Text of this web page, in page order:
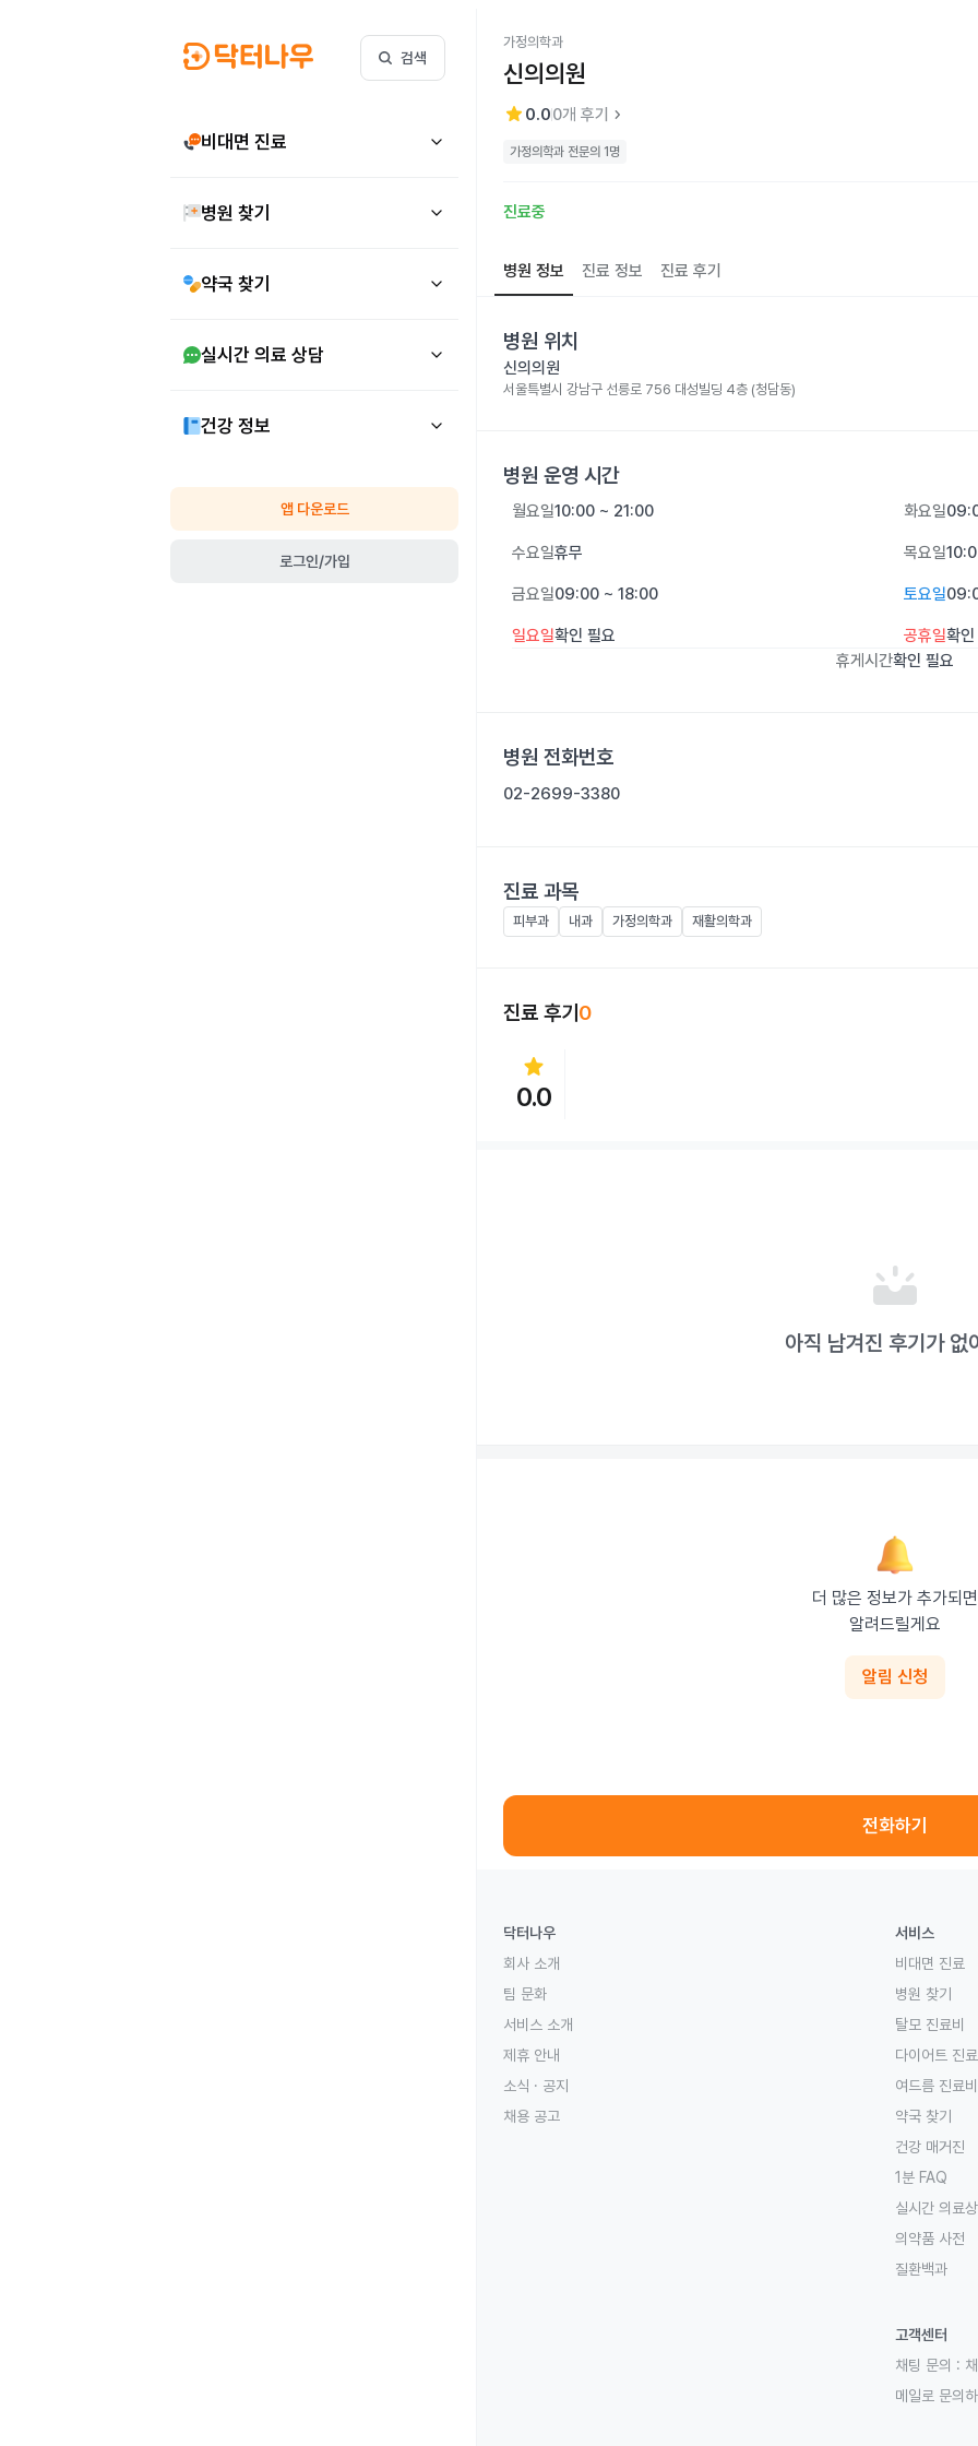
검색
비대면 진료
병원 찾기
약국 찾기
실시간 의료 상담
건강 정보
앱 다운로드
로그인/가입
가정의학과
신의의원
star 0.00개 후기 keyboard_arrow_right
가정의학과 전문의 1명
진료중
병원 정보 진료 정보 진료 후기
병원 위치
신의의원
서울특별시 강남구 선릉로 756 대성빌딩 4층 (청담동)
병원 운영 시간
월요일10:00 ~ 21:00 화요일
수요일휴무 목요일
금요일09:00 ~ 18:00 토요일
일요일확인 필요 공휴일확
휴게시간확인 필요
병원 전화번호
02-2699-3380
진료 과목
피부과 내과 가정의학과 재활의학과
진료 후기 0
star
0.0
upcoming
아직 남겨진 후기가 없
더 많은 정보가 추가되면
알려드릴게요
알림 신청
전화하기
닥터나우
회사 소개
팀 문화
서비스 소개
제휴 안내
소식 · 공지
채용 공고
서비스
비대면 진료
병원 찾기
탈모 진료비
다이어트 진
여드름 진료비
약국 찾기
건강 매거진
1분 FAQ
실시간 의료
의약품 사전
질환백과
고객센터
채팅 문의 :
메일로 문의